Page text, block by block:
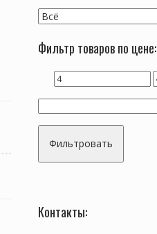
Фильтр товаров по цене:
Фильтровать
Контакты: